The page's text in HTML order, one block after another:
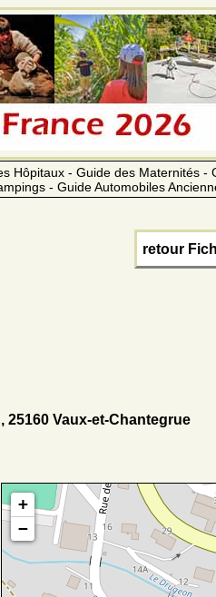
Hôpitaux - Guide des Maternités -
- Guide Automobiles
retour
, 25160 Vaux-et-Chantegrue
+
−